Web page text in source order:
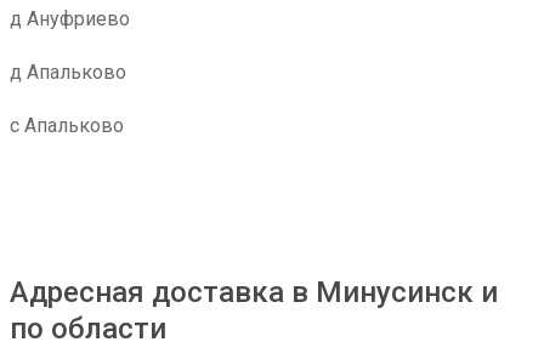
д Ануфриево
д Апальково
с Апальково
Адресная доставка в Минусинск и
по области